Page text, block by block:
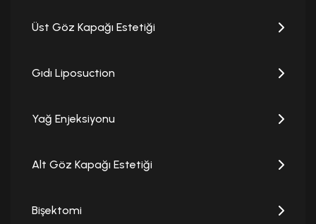
Üst Göz Kapağı Estetiği
Gıdı Liposuction
Yağ Enjeksiyonu
Alt Göz Kapağı Estetiği
Bişektomi